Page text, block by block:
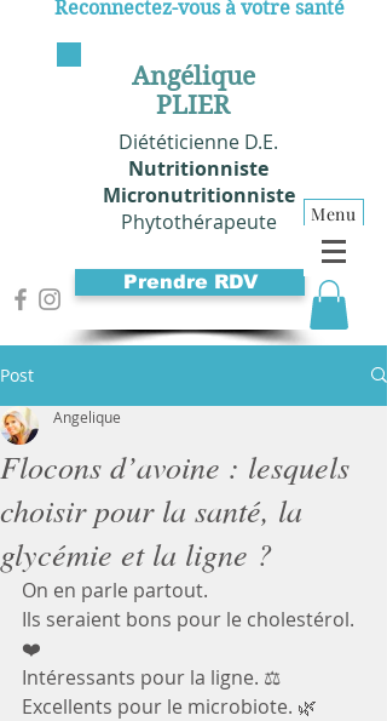
Angélique
PLIER
Diététicienne D.E.
Nutritionniste
Micronutritionniste
Phytothérapeute
Menu
Reconnectez-vous à votre santé
Prendre RDV
Post
Flocons d’avoine : lesquels
choisir pour la santé, la
glycémie et la ligne ?
Angelique
On en parle partout.
Ils seraient bons pour le cholestérol.
❤️
Intéressants pour la ligne. ⚖️
Excellents pour le microbiote. 🌿